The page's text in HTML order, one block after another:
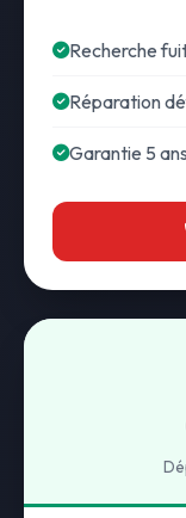
Recherche
Réparation
Garantie 5